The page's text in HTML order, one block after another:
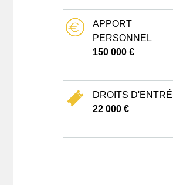
APPORT
PERSONNEL
150 000 €
DROITS
22 000 €